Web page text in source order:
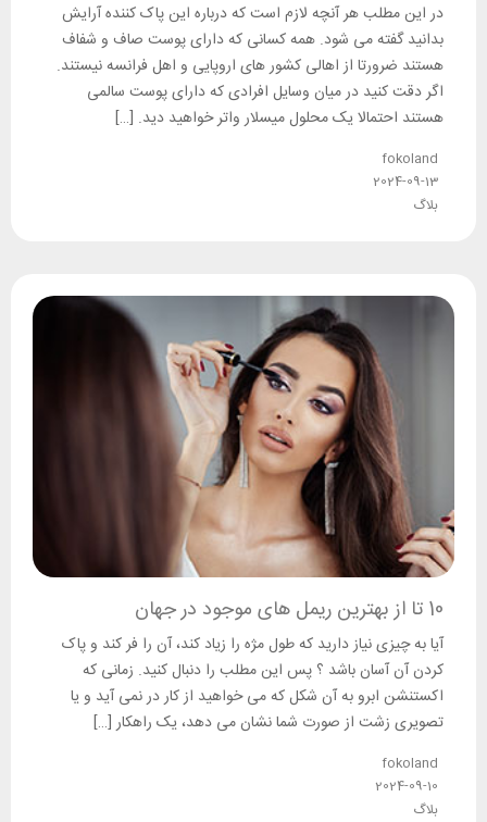
در این مطلب هر آنچه لازم است که درباره این پاک کننده آرایش
بدانید گفته می شود. همه کسانی که دارای پوست صاف و شفاف
هستند ضرورتا از اهالی کشور های اروپایی و اهل فرانسه نیستند.
اگر دقت کنید در میان وسایل افرادی که دارای پوست سالمی
هستند احتمالا یک محلول میسلار واتر خواهید دید. […]
fokoland
2024-09-13
بلاگ
10 تا از بهترین ریمل های موجود در جهان
آیا به چیزی نیاز دارید که طول مژه را زیاد کند، آن را فر کند و پاک
کردن آن آسان باشد ؟ پس این مطلب را دنبال کنید. زمانی که
اکستنشن ابرو به آن شکل که می خواهید از کار در نمی آید و یا
تصویری زشت از صورت شما نشان می دهد، یک راهکار […]
fokoland
2024-09-10
بلاگ